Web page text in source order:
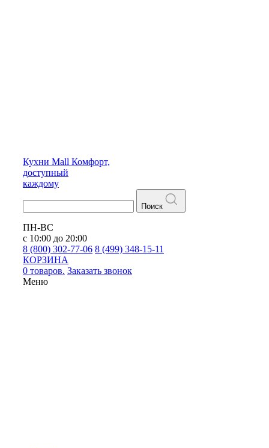
Кухни Mall Комфорт,
доступный
каждому
Поиск
ПН-ВС
с 10:00 до 20:00
8 (800) 302-77-06 8 (499) 348-15-11
КОРЗИНА
0 товаров. Заказать звонок
Меню